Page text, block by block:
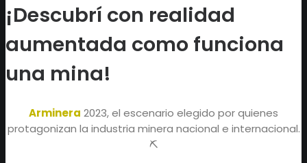
¡Descubrí con realidad
aumentada como funciona
una mina!
Arminera 2023, el escenario elegido por quienes
protagonizan la industria minera nacional e internacional.
⛏